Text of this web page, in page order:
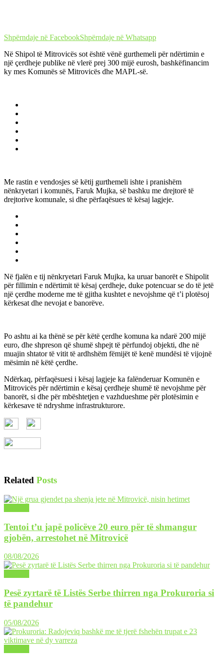
Shpërndaje në FacebookShpërndaje në Whatsapp
Në Shipol të Mitrovicës sot është vënë gurthemeli për ndërtimin e
një çerdheje publike në vlerë prej 300 mijë eurosh, bashkëfinancim
ky mes Komunës së Mitrovicës dhe MAPL-së.
Me rastin e vendosjes së këtij gurthemeli ishte i pranishëm
nënkryetari i komunës, Faruk Mujka, së bashku me drejtorë të
drejtorive komunale, si dhe përfaqësues të kësaj lagjeje.
Në fjalën e tij nënkryetari Faruk Mujka, ka uruar banorët e Shipolit
për fillimin e ndërtimit të kësaj çerdheje, duke potencuar se do të jetë
një çerdhe moderne me të gjitha kushtet e nevojshme që t’i plotësoj
kërkesat dhe nevojat e banorëve.
Po ashtu ai ka thënë se për këtë çerdhe komuna ka ndarë 200 mijë
euro, dhe shpreson që shumë shpejt të përfundoj objekti, dhe në
muajin shtator të vitit të ardhshëm fëmijët të kenë mundësi të vijojnë
mësimin në këtë çerdhe.
Ndërkaq, përfaqësuesi i kësaj lagjeje ka falënderuar Komunën e
Mitrovicës për ndërtimin e kësaj çerdheje shumë të nevojshme për
banorët, si dhe për mbështetjen e vazhdueshme për plotësimin e
kërkesave të ndryshme infrastrukturore.
Related Posts
Tentoi t’u japë policëve 20 euro për të shmangur
gjobën, arrestohet në Mitrovicë
08/08/2026
Pesë zyrtarë të Listës Serbe thirren nga Prokuroria si
të pandehur
05/08/2026